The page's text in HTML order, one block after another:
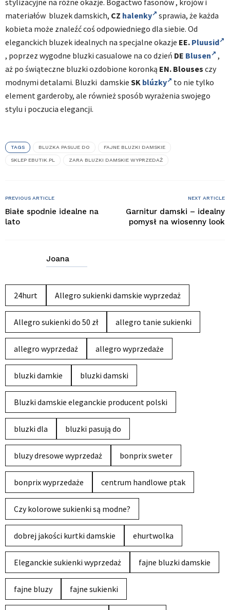
stylizacyjne na różne okazje. Bogactwo fasonów , krojów i
materiałów bluzek damskich, CZ halenky
sprawia, że każda
kobieta może znaleźć coś odpowiedniego dla siebie. Od
eleganckich bluzek idealnych na specjalne okazje EE. Pluusid
, poprzez wygodne bluzki casualowe na co dzień DE Blusen
,
aż po świąteczne bluzki ozdobione koronką EN. Blouses czy
modnymi detalami. Bluzki damskie SK blúzky
to nie tylko
element garderoby, ale również sposób wyrażenia swojego
stylu i poczucia elegancji.
TAGS BLUZKA PASUJE DO FAJNE BLUZKI DAMSKIE
SKLEP EBUTIK.PL ZARA BLUZKI DAMSKIE WYPRZEDAŻ
PREVIOUS ARTICLE
Białe spodnie idealne na
lato
NEXT ARTICLE
Garnitur damski – idealny
pomysł na wiosenny look
Joana
24hurt Allegro sukienki damskie wyprzedaż
Allegro sukienki do 50 zł allegro tanie sukienki
allegro wyprzedaż allegro wyprzedaże
bluzki damkie bluzki damski
Bluzki damskie eleganckie producent polski
bluzki dla bluzki pasują do
bluzy dresowe wyprzedaż bonprix sweter
bonprix wyprzedaże centrum handlowe ptak
Czy kolorowe sukienki są modne?
dobrej jakości kurtki damskie ehurtwolka
Eleganckie sukienki wyprzedaż fajne bluzki damskie
fajne bluzy fajne sukienki